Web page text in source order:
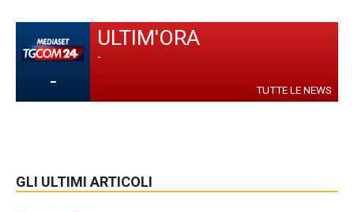
-
ULTIM'ORA
-
TUTTE LE NEWS
GLI ULTIMI ARTICOLI